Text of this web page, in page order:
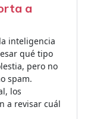
a
inteligencia
qué tipo
pero no
spam.
los
a revisar cuál